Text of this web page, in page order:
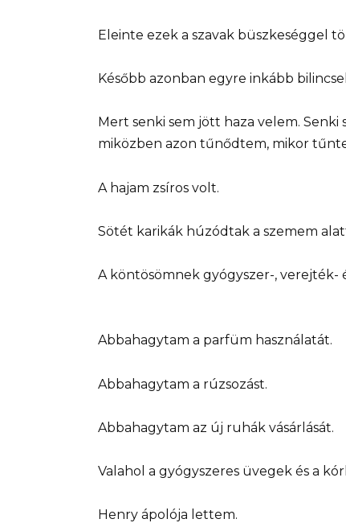
Eleinte ezek a szavak büszkeséggel
Később azonban egyre inkább
Mert senki sem jött haza velem.
miközben azon tűnődtem, mikor
A hajam zsíros volt.
Sötét karikák húzódtak a szemem
A köntösömnek gyógyszer-, verejték-
Abbahagytam a parfüm használatát.
Abbahagytam a rúzsozást.
Abbahagytam az új ruhák vásárlását.
Valahol a gyógyszeres üvegek és a
Henry ápolója lettem.